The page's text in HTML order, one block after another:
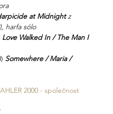
at Midnight z
harfa sólo
Love Walked In / The Man I
Somewhere / Maria /
2000 - společnost